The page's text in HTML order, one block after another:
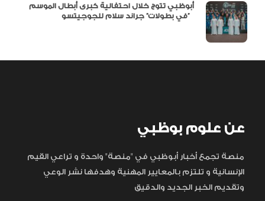
أبوظبي تتوج خلال احتفالية كبرى أبطال الموسم
في بطولات” جراند سلام للجوجيتسو”
عن علوم بوظبي
منصة تجمع أخبار أبوظبي في "منصة" واحدة و تراعي القيم
الإنسانية و تلتزم بالمعايير المهنية وهدفها نشر الوعي
وتقديم الخبر الجديد والدقيق